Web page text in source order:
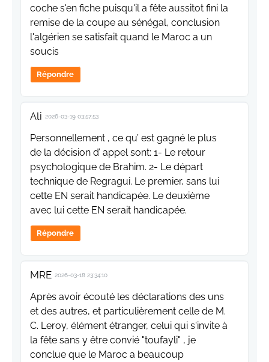
coche s'en fiche puisqu'il a fête aussitot fini la
remise de la coupe au sénégal, conclusion
l'algérien se satisfait quand le Maroc a un
soucis
Répondre
Ali 2026-03-19 03:57:53
Personnellement , ce qu’ est gagné le plus
de la décision d’ appel sont: 1- Le retour
psychologique de Brahim. 2- Le départ
technique de Regragui. Le premier, sans lui
cette EN serait handicapée. Le deuxième
avec lui cette EN serait handicapée.
Répondre
MRE 2026-03-18 23:34:10
Après avoir écouté les déclarations des uns
et des autres, et particulièrement celle de M.
C. Leroy, élément étranger, celui qui s'invite à
la fête sans y être convié "toufayli" , je
conclue que le Maroc a beaucoup